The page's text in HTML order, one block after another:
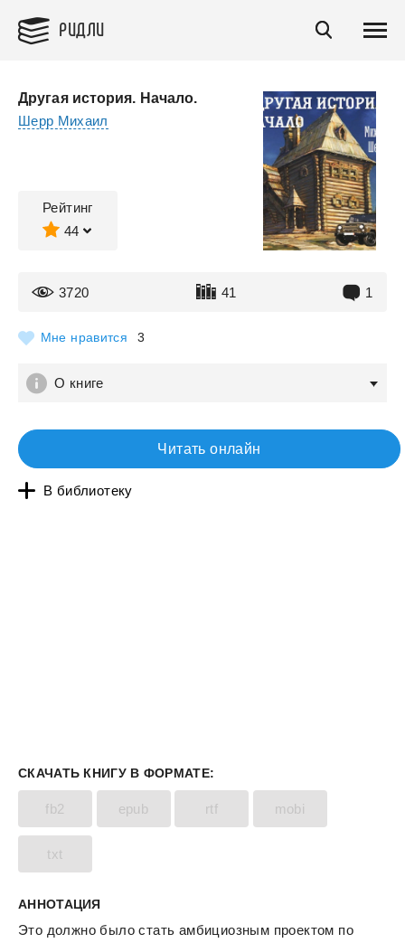
РИДЛИ
Другая история. Начало.
Шерр Михаил
Рейтинг
44
3720 41 1
Мне нравится 3
О книге
Читать онлайн
В библиотеку
СКАЧАТЬ КНИГУ В ФОРМАТЕ:
fb2 epub rtf mobi
txt
АННОТАЦИЯ
Это должно было стать амбициозным проектом по